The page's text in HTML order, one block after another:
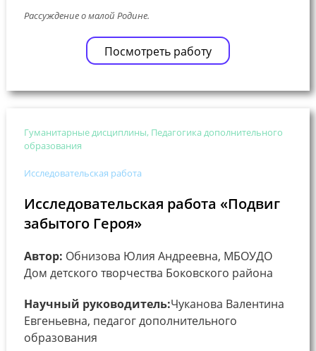
Рассуждение о малой Родине.
Посмотреть работу
Гуманитарные дисциплины, Педагогика дополнительного
образования
Исследовательская работа
Исследовательская работа «Подвиг
забытого Героя»
Автор: Обнизова Юлия Андреевна, МБОУДО
Дом детского творчества Боковского района
Научный руководитель:Чуканова Валентина
Евгеньевна, педагог дополнительного
образования